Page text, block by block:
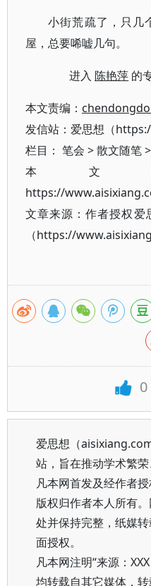
小街荒疏了，只几
屋，总要唏嘘几句。
进入陈艳萍 的
本文责编：
发信站：爱思想（
栏目： 笔会 >散文随笔>
本文
https://
文章来源：作者授权爱
（https://
0
爱思想（
站，旨在推动学术繁荣
凡本网首发及经作者
版权归作者本人所有
处并保持完整，纸媒
面授权。
凡本网注明“来源：
均转载自其它媒体，